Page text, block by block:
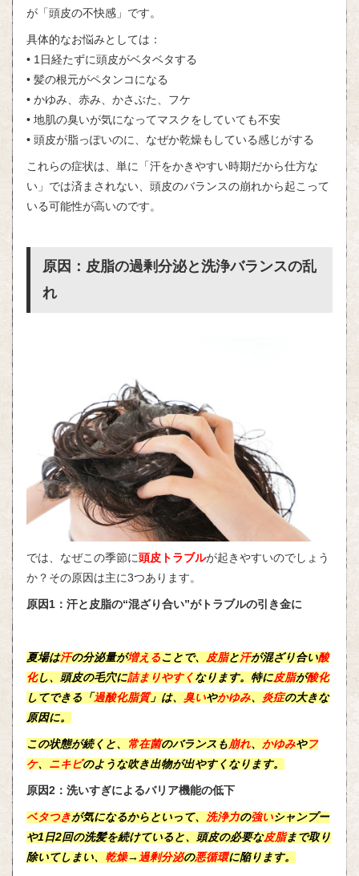
が「頭皮の不快感」です。
具体的なお悩みとしては：
• 1日経たずに頭皮がベタベタする
• 髪の根元がペタンコになる
• かゆみ、赤み、かさぶた、フケ
• 地肌の臭いが気になってマスクをしていても不安
• 頭皮が脂っぽいのに、なぜか乾燥もしている感じがする
これらの症状は、単に「汗をかきやすい時期だから仕方な
い」では済まされない、頭皮のバランスの崩れから起こって
いる可能性が高いのです。
原因：皮脂の過剰分泌と洗浄バランスの乱
れ
では、なぜこの季節に頭皮トラブルが起きやすいのでしょう
か？その原因は主に3つあります。
原因1：汗と皮脂の“混ざり合い”がトラブルの引き金に
夏場は汗の分泌量が増える ことで、 皮脂と汗が混ざり合い酸
化し、 頭皮の毛穴に詰まりやすく なります。特に皮脂が酸化
してできる「過酸化脂質」は、 臭いやかゆみ、 炎症の大きな
原因に。
この状態が続くと、 常在菌のバランスも 崩れ、 かゆみやフ
ケ、 ニキビのような吹き出物が出やすくなります。
原因2：洗いすぎによるバリア機能の低下
ベタつき が気になるからといって、 洗浄力の強いシャンプー
や1日2回の洗髪を続けていると、頭皮の必要な皮脂まで取り
除いてしまい、 乾燥→ 過剰分泌の悪循環に陥ります。